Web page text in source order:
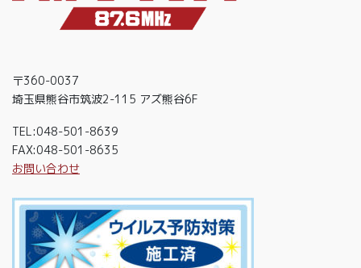
〒360-0037
埼玉県熊谷市筑波2-115 アズ熊谷6F
TEL:048-501-8639
FAX:048-501-8635
お問い合わせ